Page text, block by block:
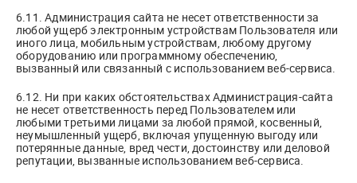
6.11. Администрация сайта не несет ответственности за
любой ущерб электронным устройствам Пользователя или
иного лица, мобильным устройствам, любому другому
оборудованию или программному обеспечению,
вызванный или связанный с использованием веб-сервиса.
6.12. Ни при каких обстоятельствах Администрация-сайта
не несет ответственность перед Пользователем или
любыми третьими лицами за любой прямой, косвенный,
неумышленный ущерб, включая упущенную выгоду или
потерянные данные, вред чести, достоинству или деловой
репутации, вызванные использованием веб-сервиса.